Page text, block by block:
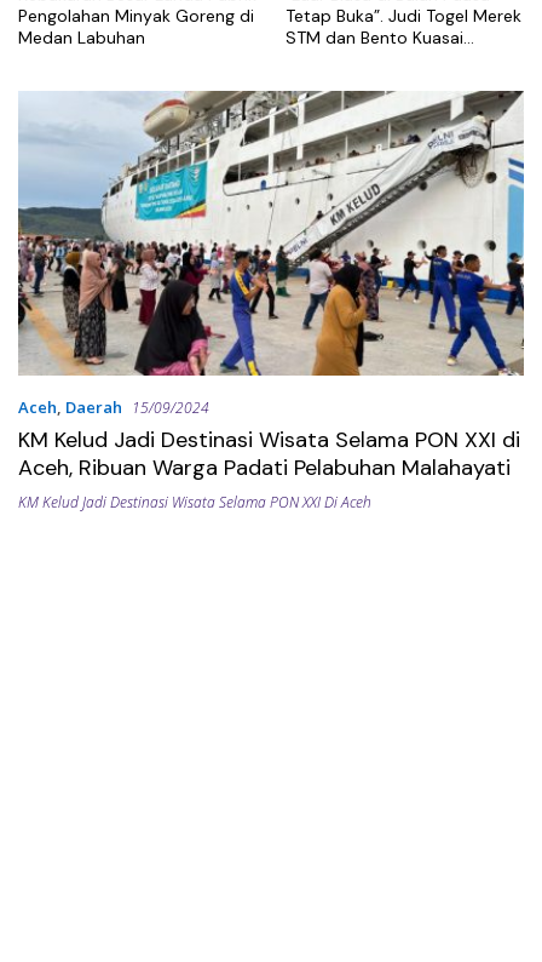
Pengolahan Minyak Goreng di
Medan Labuhan
Tetap Buka”. Judi Togel Merek
STM dan Bento Kuasai
Aceh, Daerah 15/09/2024
KM Kelud Jadi Destinasi Wisata Selama PON XXI di
Aceh, Ribuan Warga Padati Pelabuhan Malahayati
KM Kelud Jadi Destinasi Wisata Selama PON XXI Di Aceh